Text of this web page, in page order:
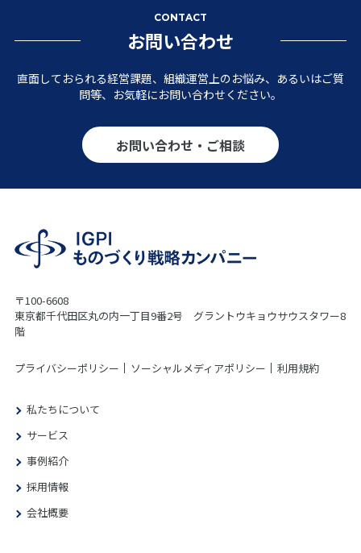
CONTACT
お問い合わせ
直面しておられる経営課題、組織運営上のお悩み、あるいはご質
問等、お気軽にお問い合わせください。
お問い合わせ・ご相談
〒100-6608
東京都千代田区丸の内一丁目9番2号 グラントウキョウサウスタワー8
階
プライバシーポリシー ソーシャルメディアポリシー 利用規約
私たちについて
サービス
事例紹介
採用情報
会社概要